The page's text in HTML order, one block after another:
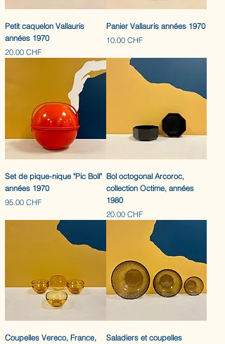
Petit caquelon Vallauris
années 1970
Prix
20.00 CHF
Panier Vallauris années 1970
Prix
10.00 CHF
Set de pique-nique "Pic Boll"
années 1970
Prix
95.00 CHF
Bol octogonal Arcoroc,
collection Octime, années
1980
Prix
20.00 CHF
Coupelles Vereco, France,
Saladiers et coupelles